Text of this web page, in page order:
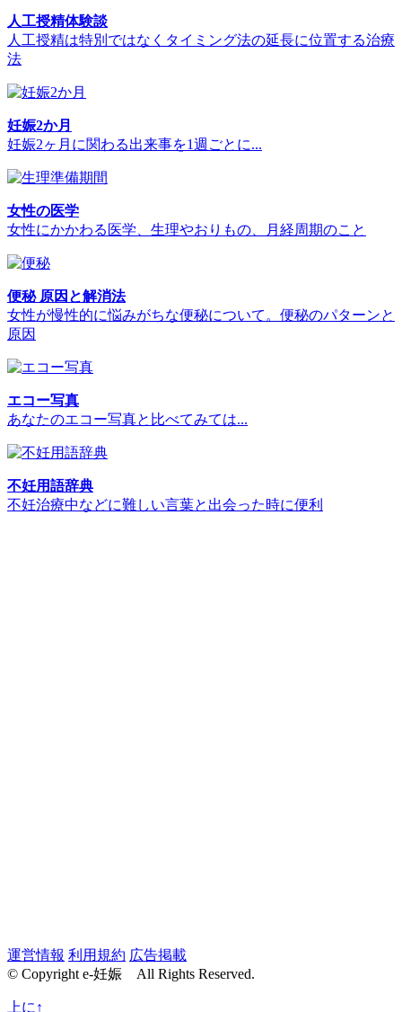
人工授精体験談
人工授精は特別ではなくタイミング法の延長に位置する治療
法
妊娠2か月
妊娠2ヶ月に関わる出来事を1週ごとに...
女性の医学
女性にかかわる医学、生理やおりもの、月経周期のこと
便秘 原因と解消法
女性が慢性的に悩みがちな便秘について。便秘のパターンと
原因
エコー写真
あなたのエコー写真と比べてみては...
不妊用語辞典
不妊治療中などに難しい言葉と出会った時に便利
運営情報 利用規約 広告掲載
© Copyright e-妊娠 All Rights Reserved.
上に↑